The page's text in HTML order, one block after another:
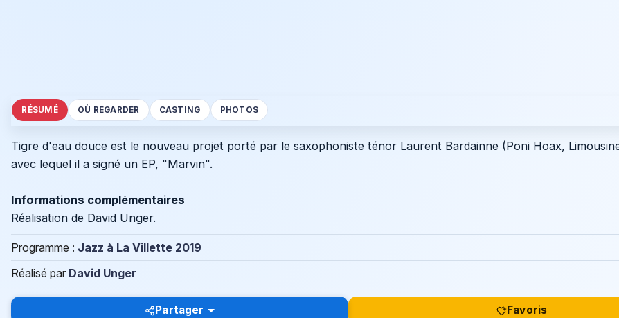
RÉSUMÉ OÙ REGARDER CASTING PHOTOS
Tigre d'eau douce est le nouveau projet porté par le saxophoniste ténor Laurent Bardainne (Poni Hoax,
avec lequel il a signé un EP, "Marvin".
Informations complémentaires
Réalisation de David Unger.
Programme : Jazz à La Villette 2019
Réalisé par David Unger
Partager Favoris